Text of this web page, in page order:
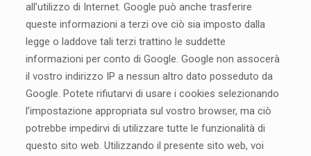
all’utilizzo di Internet. Google può anche trasferire
queste informazioni a terzi ove ciò sia imposto dalla
legge o laddove tali terzi trattino le suddette
informazioni per conto di Google. Google non assocerà
il vostro indirizzo IP a nessun altro dato posseduto da
Google. Potete rifiutarvi di usare i cookies selezionando
l’impostazione appropriata sul vostro browser, ma ciò
potrebbe impedirvi di utilizzare tutte le funzionalità di
questo sito web. Utilizzando il presente sito web, voi